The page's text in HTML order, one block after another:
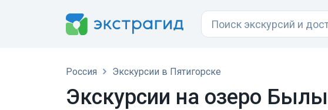
Россия Экскурсии в Пятигорске
Экскурсии на озеро